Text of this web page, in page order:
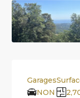
Garages
NON